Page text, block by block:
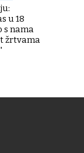
u 18
s nama
žrtvama